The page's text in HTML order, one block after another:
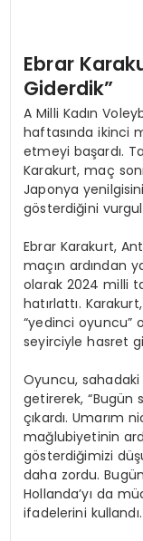
Ebrar
Giderdik”
A Milli Kadın
haftasında ikinci
etmeyi başardı.
Karakurt, maç
Japonya
gösterdiğini
Ebrar Karakurt,
maçın ardından
olarak 2024 milli
hatırlattı.
“yedinci oyuncu”
seyirciyle hasret
Oyuncu,
getirerek, “Bugün
çıkardı. Umarım
mağlubiyetinin
gösterdiğimizi
daha zordu.
Hollanda’yı da
ifadelerini kullandı.